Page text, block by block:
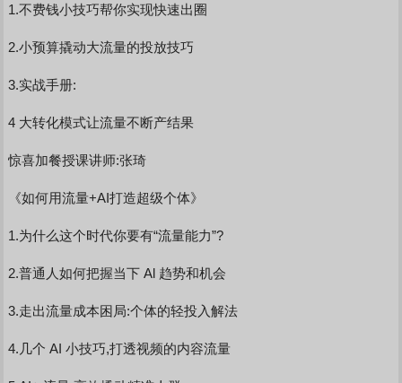
1.不费钱小技巧帮你实现快速出圈
2.小预算撬动大流量的投放技巧
3.实战手册:
4 大转化模式让流量不断产结果
惊喜加餐授课讲师:张琦
《如何用流量+AI打造超级个体》
1.为什么这个时代你要有“流量能力”?
2.普通人如何把握当下 Al 趋势和机会
3.走出流量成本困局:个体的轻投入解法
4.几个 AI 小技巧,打透视频的内容流量